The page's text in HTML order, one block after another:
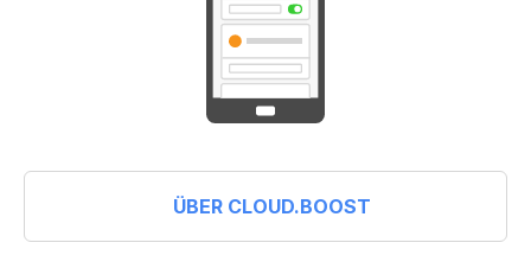
ÜBER CLOUD.BOOST